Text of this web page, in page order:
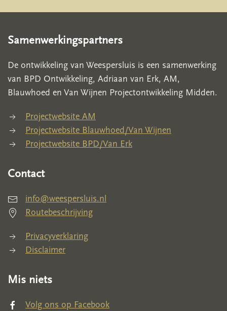
Samenwerkingspartners
De ontwikkeling van Weespersluis is een samenwerking
van BPD Ontwikkeling, Adriaan van Erk, AM,
Blauwhoed en Van Wijnen Projectontwikkeling Midden.
Projectwebsite AM
Projectwebsite Blauwhoed/Van Wijnen
Projectwebsite BPD/Van Erk
Contact
info@weespersluis.nl
Routebeschrijving
Privacyverklaring
Disclaimer
Mis niets
Volg ons op Facebook